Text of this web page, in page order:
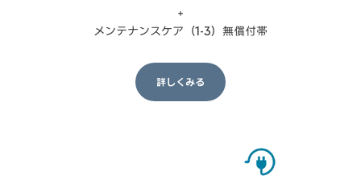
＋
メンテナンスケア（1-3）無償付帯
詳しくみる